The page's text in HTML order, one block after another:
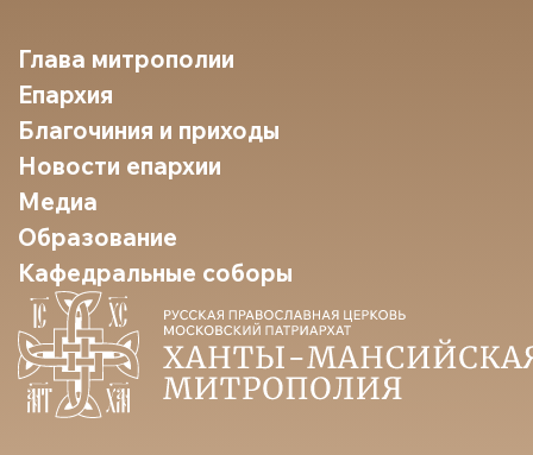
Глава митрополии
Епархия
Благочиния и приходы
Новости епархии
Медиа
Образование
Кафедральные соборы